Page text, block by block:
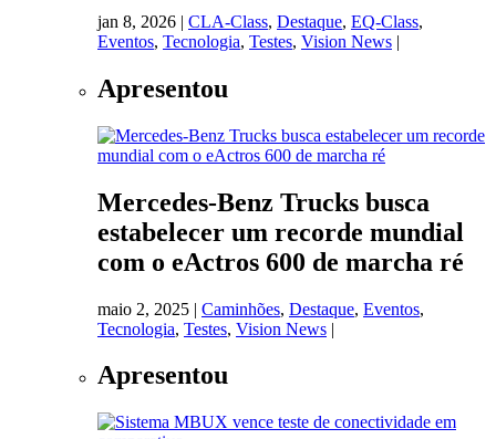
jan 8, 2026 | CLA-Class, Destaque, EQ-Class,
Eventos, Tecnologia, Testes, Vision News |
Apresentou
Mercedes-Benz Trucks busca
estabelecer um recorde mundial
com o eActros 600 de marcha ré
maio 2, 2025 | Caminhões, Destaque, Eventos,
Tecnologia, Testes, Vision News |
Apresentou